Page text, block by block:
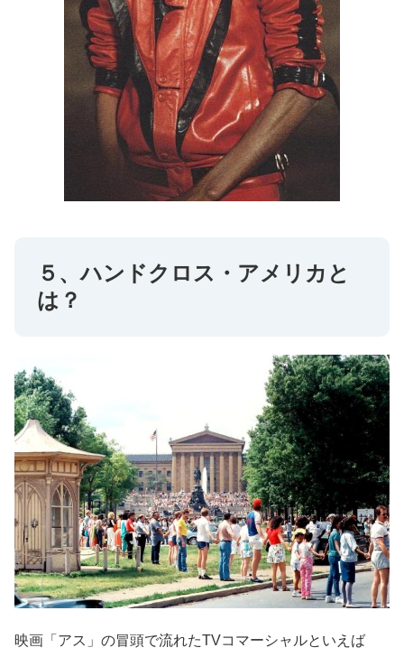
５、ハンドクロス・アメリカと
は？
映画「アス」の冒頭で流れたTVコマーシャルといえば